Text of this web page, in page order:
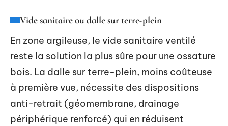
Vide sanitaire ou dalle sur terre-plein
En zone argileuse, le vide sanitaire ventilé
reste la solution la plus sûre pour une ossature
bois. La dalle sur terre-plein, moins coûteuse
à première vue, nécessite des dispositions
anti-retrait (géomembrane, drainage
périphérique renforcé) qui en réduisent